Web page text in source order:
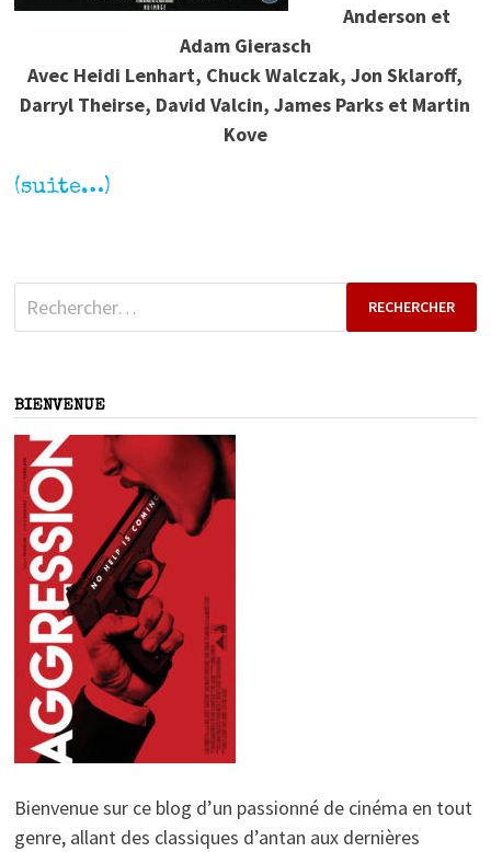
Anderson et
Adam Gierasch
Avec Heidi Lenhart, Chuck Walczak, Jon Sklaroff,
Darryl Theirse, David Valcin, James Parks et Martin
Kove
(suite…)
Rechercher :
BIENVENUE
Bienvenue sur ce blog d’un passionné de cinéma en tout
genre, allant des classiques d’antan aux dernières